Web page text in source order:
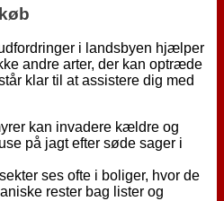
i landsbyen hjælper
andre arter, der kan optræde
klar til at assistere dig med
kan invadere kældre og
på jagt efter søde sager i
ses ofte i boliger, hvor de
rester bag lister og